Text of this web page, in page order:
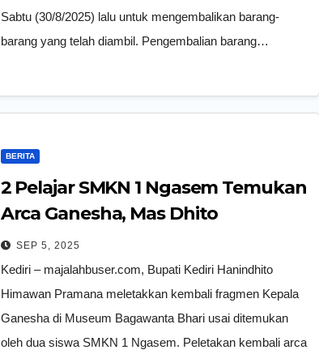
Sabtu (30/8/2025) lalu untuk mengembalikan barang-
barang yang telah diambil. Pengembalian barang…
BERITA
2 Pelajar SMKN 1 Ngasem Temukan
Arca Ganesha, Mas Dhito
Masukkan Kembali ke Museum
SEP 5, 2025
Kediri – majalahbuser.com, Bupati Kediri Hanindhito
Himawan Pramana meletakkan kembali fragmen Kepala
Ganesha di Museum Bagawanta Bhari usai ditemukan
oleh dua siswa SMKN 1 Ngasem. Peletakan kembali arca